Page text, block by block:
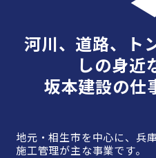
河川、道路、ト
しの身近
坂本建設の仕
地元・相生市を中心に、兵
施工管理が主な事業です。